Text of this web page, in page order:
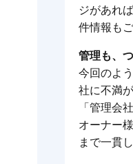
ジがあれ
件情報も
管理も、
今回のよ
社に不満
「管理会
オーナー
まで一貫